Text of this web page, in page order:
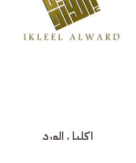
إكليل الورد